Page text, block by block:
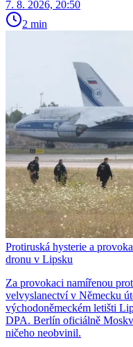
7. 8. 2026, 20:50
2 min
Protiruská hysterie a
dronu v Lipsku
Za provokaci namířenou
velvyslanectví v Německu
východoněmeckém letišti
DPA. Berlín oficiálně
ničeho neobvinil.